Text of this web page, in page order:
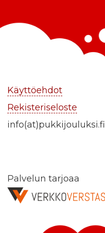
Käyttöehdot
Rekisteriseloste
info(at)pukkijouluksi.fi
Palvelun tarjoaa